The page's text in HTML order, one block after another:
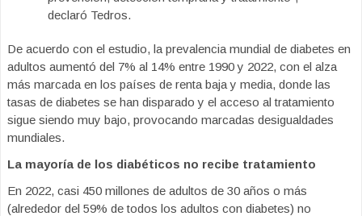
declaró Tedros.
De acuerdo con el estudio, la prevalencia mundial de diabetes en
adultos aumentó del 7% al 14% entre 1990 y 2022, con el alza
más marcada en los países de renta baja y media, donde las
tasas de diabetes se han disparado y el acceso al tratamiento
sigue siendo muy bajo, provocando marcadas desigualdades
mundiales.
La mayoría de los diabéticos no recibe tratamiento
En 2022, casi 450 millones de adultos de 30 años o más
(alrededor del 59% de todos los adultos con diabetes) no